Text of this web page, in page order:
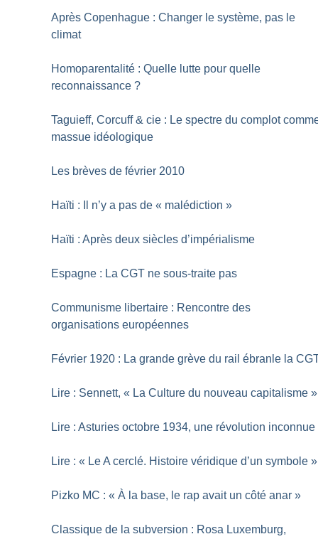
Après Copenhague : Changer le système, pas le
climat
Homoparentalité : Quelle lutte pour quelle
reconnaissance ?
Taguieff, Corcuff & cie : Le spectre du complot
massue idéologique
Les brèves de février 2010
Haïti : Il n’y a pas de « malédiction »
Haïti : Après deux siècles d’impérialisme
Espagne : La CGT ne sous-traite pas
Communisme libertaire : Rencontre des
organisations européennes
Février 1920 : La grande grève du rail ébranle la
Lire : Sennett, « La Culture du nouveau capitalisme »
Lire : Asturies octobre 1934, une révolution inconnue
Lire : « Le A cerclé. Histoire véridique d’un symbole »
Pizko MC : « À la base, le rap avait un côté anar »
Classique de la subversion : Rosa Luxemburg,